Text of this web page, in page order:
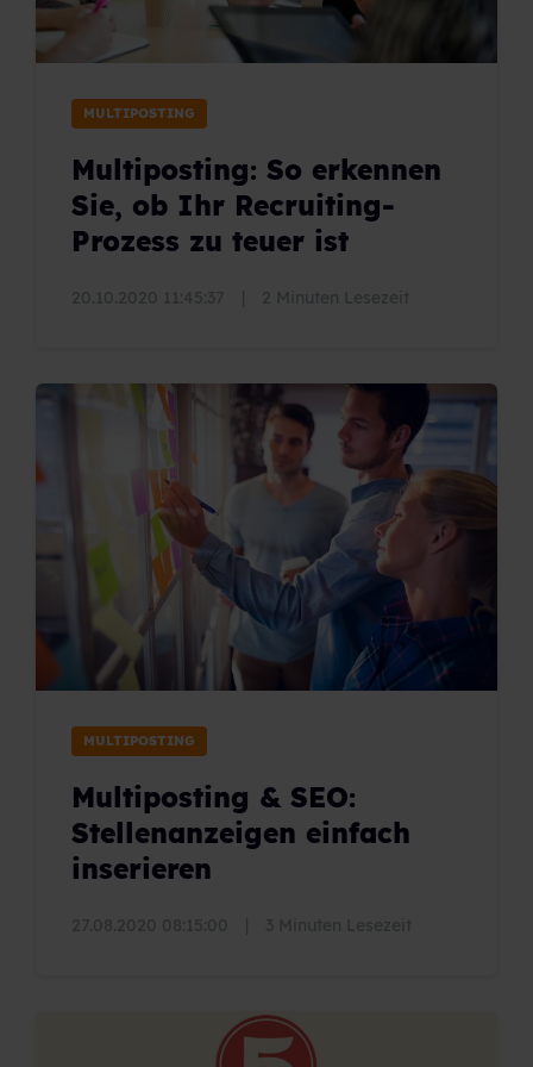
MULTIPOSTING
Multiposting: So erkennen
Sie, ob Ihr Recruiting-
Prozess zu teuer ist
MULTIPOSTING
Multiposting & SEO:
Stellenanzeigen einfach
inserieren